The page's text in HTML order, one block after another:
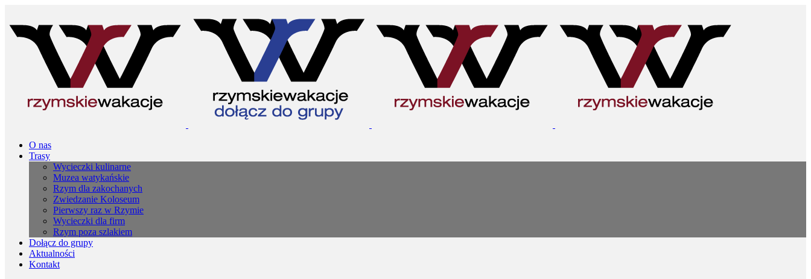
O nas
Trasy
Wycieczki kulinarne
Muzea watykańskie
Rzym dla zakochanych
Zwiedzanie Koloseum
Pierwszy raz w Rzymie
Wycieczki dla firm
Rzym poza szlakiem
Dołącz do grupy
Aktualności
Kontakt